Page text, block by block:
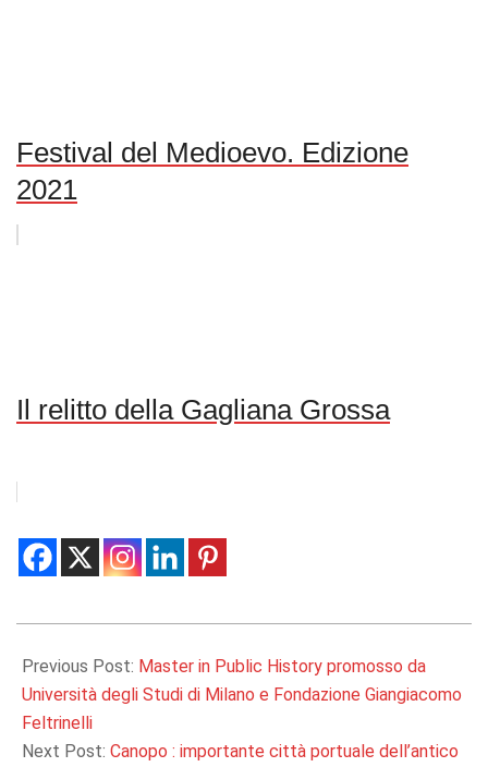
Festival del Medioevo. Edizione
2021
Il relitto della Gagliana Grossa
07-
27
Previous Post: Master in Public History promosso da
Università degli Studi di Milano e Fondazione Giangiacomo
Feltrinelli
Next Post: Canopo : importante città portuale dell’antico